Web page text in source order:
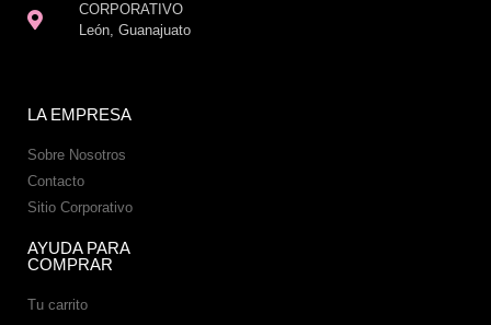
CORPORATIVO
León, Guanajuato
LA EMPRESA
Sobre Nosotros
Contacto
Sitio Corporativo
AYUDA PARA
COMPRAR
Tu carrito